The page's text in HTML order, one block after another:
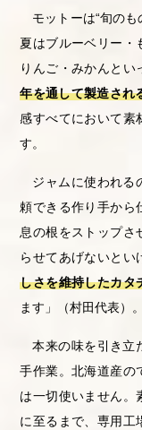
モットーは“旬のも
夏はブルーベリー・
りんご・みかんとい
年を通して製造され
感すべてにおいて素
す。
ジャムに使われる
頼できる作り手から
息の根をストップさ
らせてあげないとい
しさを維持したカタ
ます」（村田代表）。
本来の味を引き立
手作業。北海道産の
は一切使いません。
に至るまで、専用工